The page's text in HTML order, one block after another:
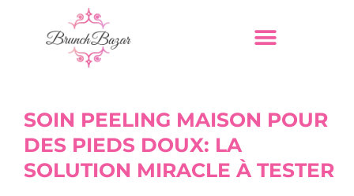
SOIN PEELING MAISON POUR
DES PIEDS DOUX: LA
SOLUTION MIRACLE À TESTER